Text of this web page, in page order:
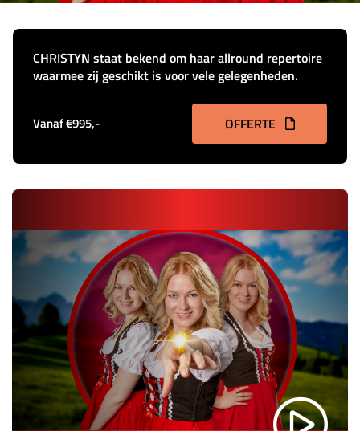
CHRISTYN staat bekend om haar allround repertoire
waarmee zij geschikt is voor vele gelegenheden.
Vanaf €995,- OFFERTE